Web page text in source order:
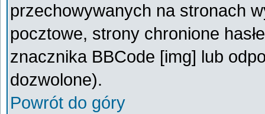
przechowywanych na stronach
pocztowe, strony chronione
znacznika BBCode [img] lub
dozwolone).
Powrót do góry